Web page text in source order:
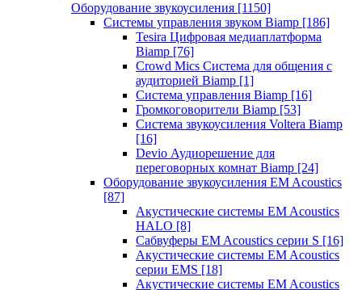
Оборудование звукоусиления [1150]
Системы управления звуком Biamp [186]
Tesira Цифровая медиаплатформа
Biamp [76]
Crowd Mics Система для общения с
аудиторией Biamp [1]
Система управления Biamp [16]
Громкоговорители Biamp [53]
Система звукоусиления Voltera Biamp
[16]
Devio Аудиорешение для
переговорных комнат Biamp [24]
Оборудование звукоусиления EM Acoustics
[87]
Акустические системы EM Acoustics
HALO [8]
Сабвуферы EM Acoustics серии S [16]
Акустические системы EM Acoustics
серии EMS [18]
Акустические системы EM Acoustics